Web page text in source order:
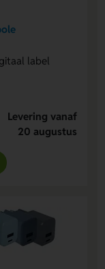
label
Levering vanaf
20 augustus